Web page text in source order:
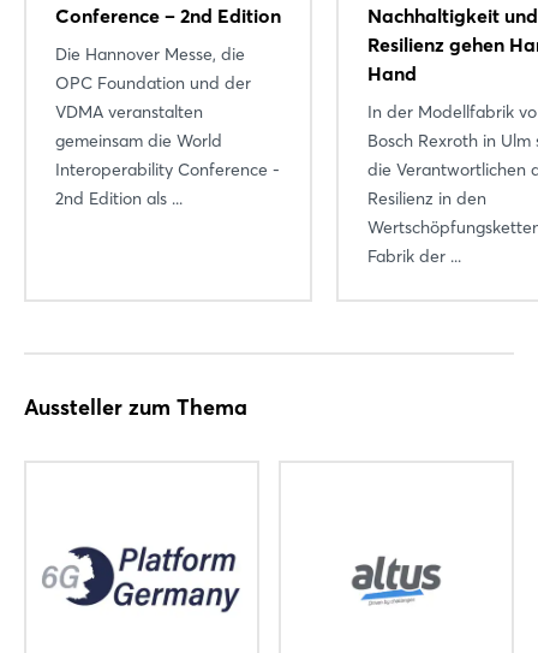
Conference – 2nd Edition
Die Hannover Messe, die
OPC Foundation und der
VDMA veranstalten
gemeinsam die World
Interoperability Conference -
2nd Edition als ...
Nachhaltigkeit und
Resilienz gehen
Hand
In der Modellfabrik
Bosch Rexroth in Ulm
die Verantwortlichen
Resilienz in den
Fabrik der ...
Aussteller zum Thema
Login